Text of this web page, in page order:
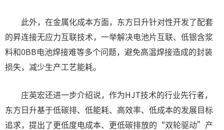
此外，在金属化成本方面，东方日升针对性开发了配套
的昇连接无应力互联技术，一举解决电池片互联、低银含浆
料和0BB电池焊接难等多个问题，避免高温焊接造成的封装
损失，减少生产工艺能耗。
庄英宏还进一步介绍说，作为HJT技术的行业先行者，
东方日升基于低碳排、低能耗、高效率、低成本的发展目标
追求，提出了更低度电成本、更低碳排放的“双轮驱动”产